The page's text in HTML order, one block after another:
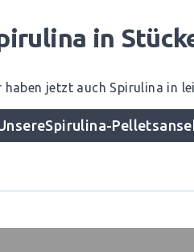
in
haben jetzt auch Spirulina in
Spirulina-Pellets